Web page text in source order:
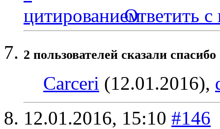
Ответить с
2 пользователей сказали
Carceri (12.01.2016),
12.01.2016, 15:10 #146